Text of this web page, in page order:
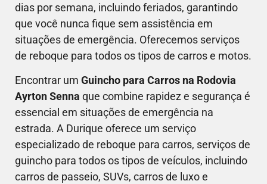
dias por semana, incluindo feriados, garantindo
que você nunca fique sem assistência em
situações de emergência. Oferecemos serviços
de reboque para todos os tipos de carros e motos.
Encontrar um Guincho para Carros na Rodovia
Ayrton Senna que combine rapidez e segurança é
essencial em situações de emergência na
estrada. A Durique oferece um serviço
especializado de reboque para carros, serviços de
guincho para todos os tipos de veículos, incluindo
carros de passeio, SUVs, carros de luxo e